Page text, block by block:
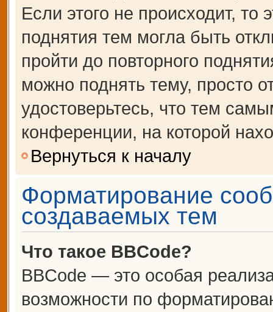
Если этого не происходит, то
поднятия тем могла быть
пройти до повторного
можно поднять тему, просто
удостоверьтесь, что тем
конференции, на которой
Вернуться к началу
Форматирование
создаваемых тем
Что такое BBCode?
BBCode — это особая
возможности по